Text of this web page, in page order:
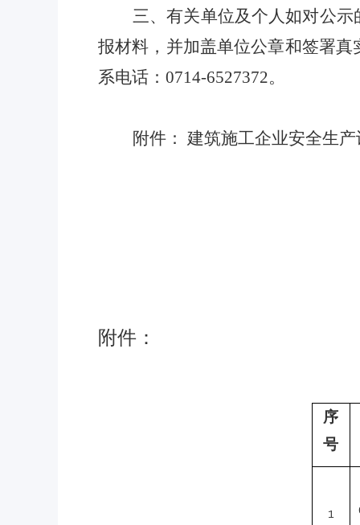
三、有关单位及个人如对公
报材料，并加盖单位公章和签署
系电话： 0714-6527372。
附件： 建筑施工企业安全生
附件：
序
号
1